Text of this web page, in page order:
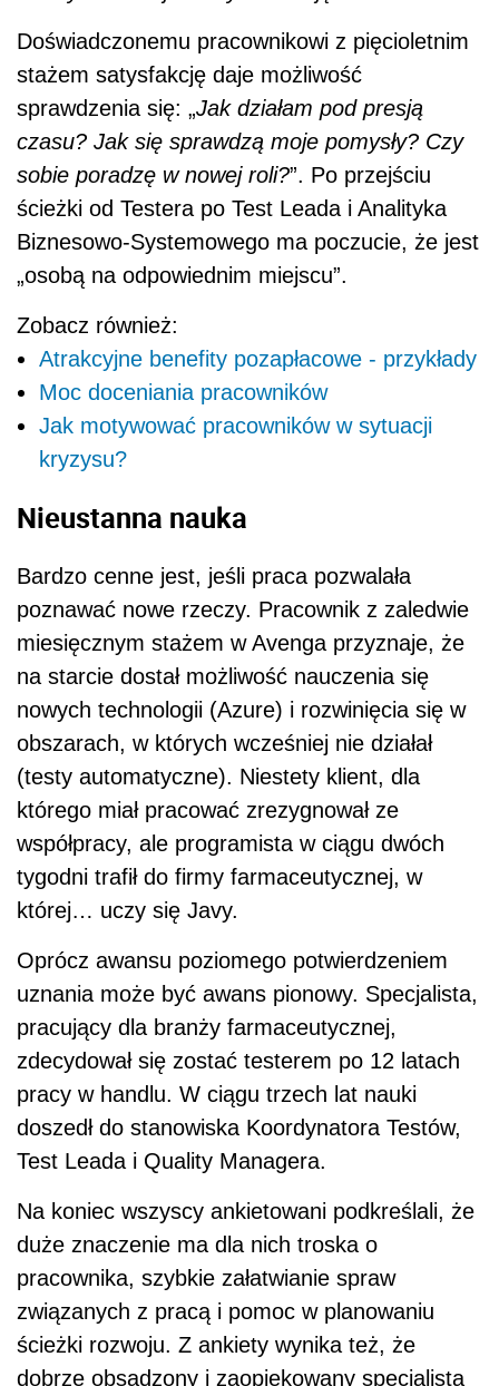
Doświadczonemu pracownikowi z pięcioletnim
stażem satysfakcję daje możliwość
sprawdzenia się: „Jak działam pod presją
czasu? Jak się sprawdzą moje pomysły? Czy
sobie poradzę w nowej roli?”. Po przejściu
ścieżki od Testera po Test Leada i Analityka
Biznesowo-Systemowego ma poczucie, że jest
„osobą na odpowiednim miejscu”.
Zobacz również:
Atrakcyjne benefity pozapłacowe - przykłady
Moc doceniania pracowników
Jak motywować pracowników w sytuacji
kryzysu?
Nieustanna nauka
Bardzo cenne jest, jeśli praca pozwalała
poznawać nowe rzeczy. Pracownik z zaledwie
miesięcznym stażem w Avenga przyznaje, że
na starcie dostał możliwość nauczenia się
nowych technologii (Azure) i rozwinięcia się w
obszarach, w których wcześniej nie działał
(testy automatyczne). Niestety klient, dla
którego miał pracować zrezygnował ze
współpracy, ale programista w ciągu dwóch
tygodni trafił do firmy farmaceutycznej, w
której… uczy się Javy.
Oprócz awansu poziomego potwierdzeniem
uznania może być awans pionowy. Specjalista,
pracujący dla branży farmaceutycznej,
zdecydował się zostać testerem po 12 latach
pracy w handlu. W ciągu trzech lat nauki
doszedł do stanowiska Koordynatora Testów,
Test Leada i Quality Managera.
Na koniec wszyscy ankietowani podkreślali, że
duże znaczenie ma dla nich troska o
pracownika, szybkie załatwianie spraw
związanych z pracą i pomoc w planowaniu
ścieżki rozwoju. Z ankiety wynika też, że
dobrze obsadzony i zaopiekowany specjalista